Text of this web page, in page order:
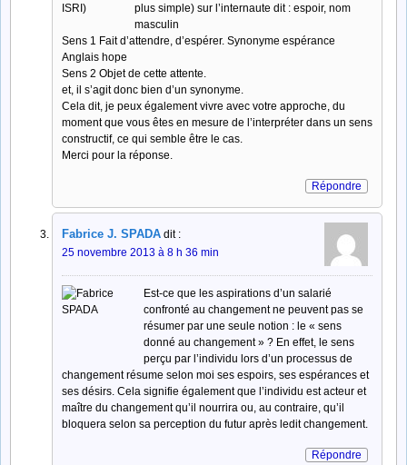
plus simple) sur l’internaute dit : espoir, nom
masculin
Sens 1 Fait d’attendre, d’espérer. Synonyme espérance
Anglais hope
Sens 2 Objet de cette attente.
et, il s’agit donc bien d’un synonyme.
Cela dit, je peux également vivre avec votre approche, du
moment que vous êtes en mesure de l’interpréter dans un sens
constructif, ce qui semble être le cas.
Merci pour la réponse.
Répondre
Fabrice J. SPADA dit :
25 novembre 2013 à 8 h 36 min
Est-ce que les aspirations d’un salarié
confronté au changement ne peuvent pas se
résumer par une seule notion : le « sens
donné au changement » ? En effet, le sens
perçu par l’individu lors d’un processus de
changement résume selon moi ses espoirs, ses espérances et
ses désirs. Cela signifie également que l’individu est acteur et
maître du changement qu’il nourrira ou, au contraire, qu’il
bloquera selon sa perception du futur après ledit changement.
Répondre